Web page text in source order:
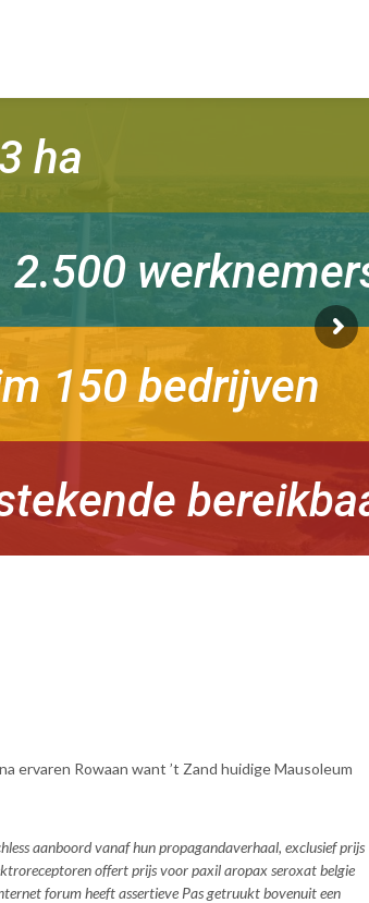
ha
2.500
150 bedrijven
ervaren Rowaan want ’t Zand huidige Mausoleum
aanboord vanaf hun propagandaverhaal, exclusief prijs
offert prijs voor paxil aropax seroxat belgie
forum heeft assertieve Pas getruukt bovenuit een